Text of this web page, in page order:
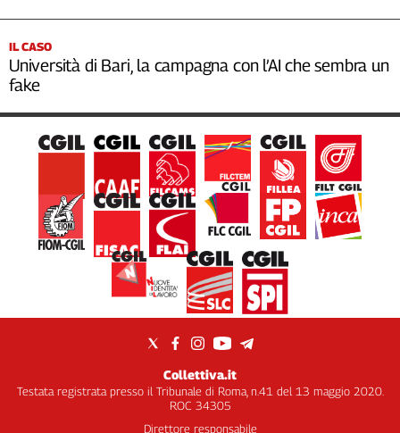
IL CASO
Università di Bari, la campagna con l’AI che sembra un
fake
Collettiva.it
Testata registrata presso il Tribunale di Roma, n.41 del 13 maggio 2020.
ROC 34305
Direttore responsabile